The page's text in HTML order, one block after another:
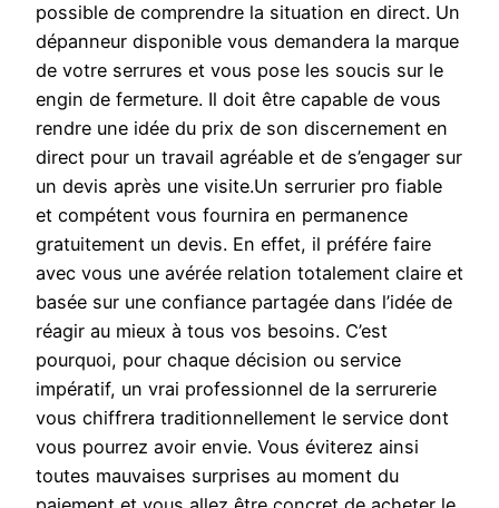
possible de comprendre la situation en direct. Un
dépanneur disponible vous demandera la marque
de votre serrures et vous pose les soucis sur le
engin de fermeture. Il doit être capable de vous
rendre une idée du prix de son discernement en
direct pour un travail agréable et de s’engager sur
un devis après une visite.Un serrurier pro fiable
et compétent vous fournira en permanence
gratuitement un devis. En effet, il préfére faire
avec vous une avérée relation totalement claire et
basée sur une confiance partagée dans l’idée de
réagir au mieux à tous vos besoins. C’est
pourquoi, pour chaque décision ou service
impératif, un vrai professionnel de la serrurerie
vous chiffrera traditionnellement le service dont
vous pourrez avoir envie. Vous éviterez ainsi
toutes mauvaises surprises au moment du